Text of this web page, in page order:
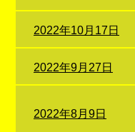
2022年10月17日
2022年9月27日
2022年8月9日